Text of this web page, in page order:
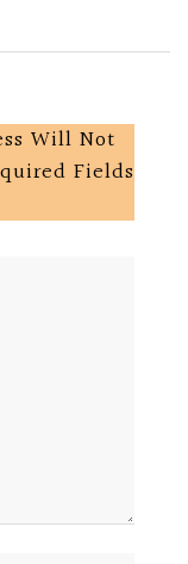
Will Not
Fields